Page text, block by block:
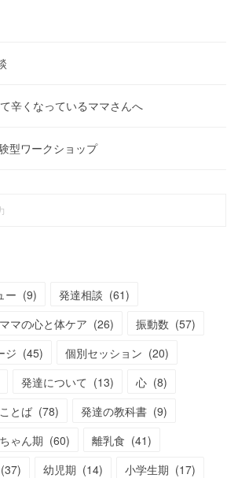
辛くなっているママさんへ
型ワークショップ
ー (9) 発達相談 (61)
ママの心と体ケア (26) 振動数 (57)
ジ (45) 個別セッション (20)
発達について (13) 心 (8)
とば (78) 発達の教科書 (9)
ゃん期 (60) 離乳食 (41)
(37) 幼児期 (14) 小学生期 (17)